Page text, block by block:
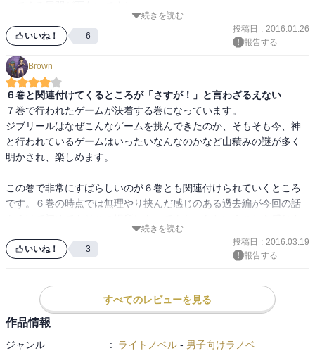
とりあえず6巻から読み返したくなりますね。
続きを読む
いいね！ 6
投稿日 : 2016.01.26
報告する
Brown
６巻と関連付けてくるところが「さすが！」と言わざるえない
７巻で行われたゲームが決着する巻になっています。
ジブリールはなぜこんなゲームを挑んできたのか、そもそも今、神
と行われているゲームはいったいなんなのかなど山積みの謎が多く
明かされ、楽しめます。
この巻で非常にすばらしいのが６巻とも関連付けられていくところ
です。６巻の時点では無理やり挟んだ感じのある過去編が今回の話
せてくれます。６巻のあとがきではそろそろ書いてもいいかぐらい
の感じだったような覚えがあったのに、ここに来てあそこにあった
ほかにも実はあの人が裏切り者だったりと様々な驚きを提供してく
れ非常に楽しめる一冊でした。
続きを読む
いいね！ 3
投稿日 : 2016.03.19
報告する
すべてのレビューを見る
作品情報
ジャンル : ライトノベル - 男子向けラノベ